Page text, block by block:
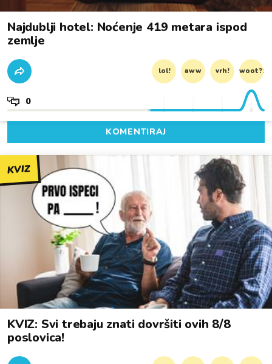
Najdublji hotel: Noćenje 419 metara ispod
zemlje
lol! aww vrh! woot?!
0
KOMENTIRAJ
KVIZ
KVIZ: Svi trebaju znati dovršiti ovih 8/8
poslovica!